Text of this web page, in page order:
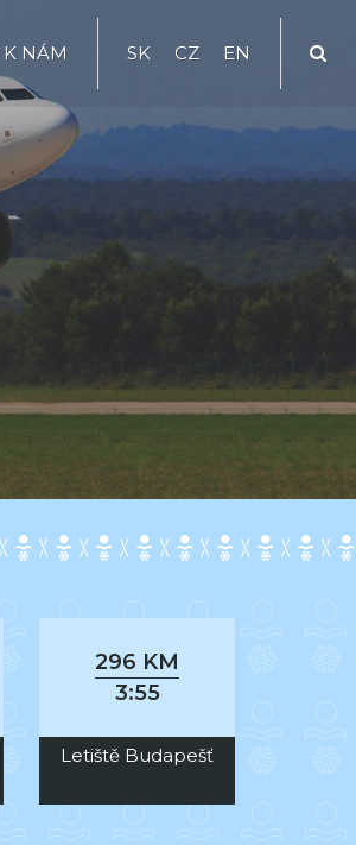
K NÁM SK CZ EN
296 KM
3:55
Letiště Budapešť